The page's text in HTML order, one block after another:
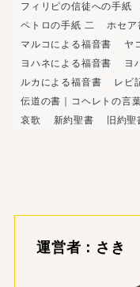
フィリピの信徒への手紙
ペトロの手紙 二
ホセア
マルコによる福音書
ヤ
ヨハネによる福音書
ヨ
ルカによる福音書
レビ
伝道の書｜コヘレトの言
哀歌
新約聖書 旧約聖
運営者：さき